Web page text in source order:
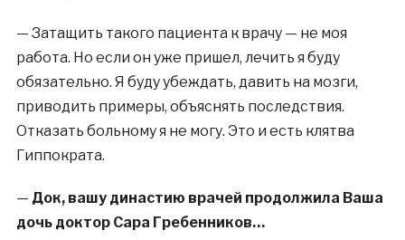
— Затащить такого пациента к врачу — не моя
работа. Но если он уже пришел, лечить я буду
обязательно. Я буду убеждать, давить на мозги,
приводить примеры, объяснять последствия.
Отказать больному я не могу. Это и есть клятва
Гиппократа.
— Док, вашу династию врачей продолжила Ваша
дочь доктор Сара Гребенников…